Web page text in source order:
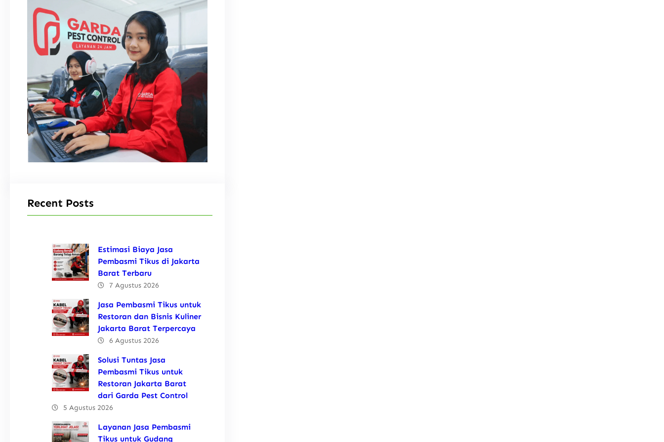
Recent Posts
Estimasi Biaya Jasa
Pembasmi Tikus di Jakarta
Barat Terbaru
7 Agustus 2026
Jasa Pembasmi Tikus untuk
Restoran dan Bisnis Kuliner
Jakarta Barat Terpercaya
6 Agustus 2026
Solusi Tuntas Jasa
Pembasmi Tikus untuk
Restoran Jakarta Barat
dari Garda Pest Control
5 Agustus 2026
Layanan Jasa Pembasmi
Tikus untuk Gudang